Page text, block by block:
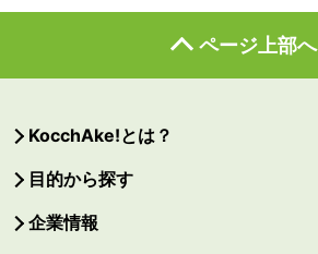
ページ上部へ
KocchAke!とは？
目的から探す
企業情報